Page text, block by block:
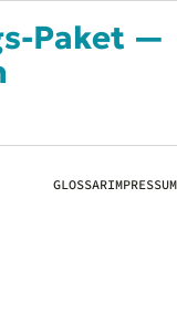
Paket —
GLOSSARIMPRESSUM